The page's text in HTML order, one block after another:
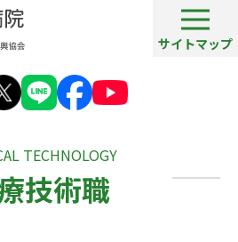
サイトマップ
TECHNOLOGY
技術職